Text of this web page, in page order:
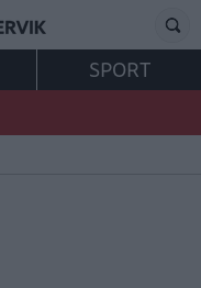
SPORT